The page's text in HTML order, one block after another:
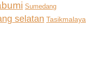
Sumedang
selatan Tasikmalaya